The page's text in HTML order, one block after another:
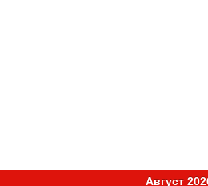
Август